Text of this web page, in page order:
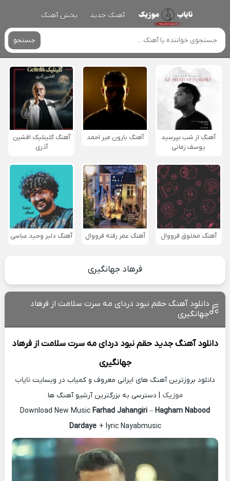
آهنگ جدید پخش آهنگ
جستجو
آهنگ از شب بپرسید
یوسف زمانی
آهنگ بارون میر احمد
آهنگ گلینلیک افشین
آذری
آهنگ مخلوق فرووال آهنگ عمر رفته فرووال آهنگ دلبر وحید عباسی
فرهاد جهانگیری
دانلود آهنگ حقم نبود دردای مه سرت سلامت از فرهاد
جهانگیری
دانلود آهنگ جدید حقم نبود دردای مه سرت سلامت ازفرهاد
جهانگیری
دانلود بروزترین آهنگ های ایرانی معروف و کمیاب در وبسایت نایاب
موزیک | دسترسی به بزرگترین آرشیو آهنگ ها
Download New Music Farhad Jahangiri – Hagham Nabood
Dardaye + lyric Nayabmusic